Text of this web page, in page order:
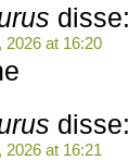
disse:
2026 at 16:20
disse:
2026 at 16:21